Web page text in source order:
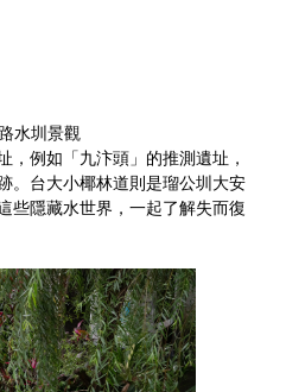
水圳景觀
，例如「九汴頭」的推測遺址，
。台大小椰林道則是瑠公圳大安
些隱藏水世界，一起了解失而復